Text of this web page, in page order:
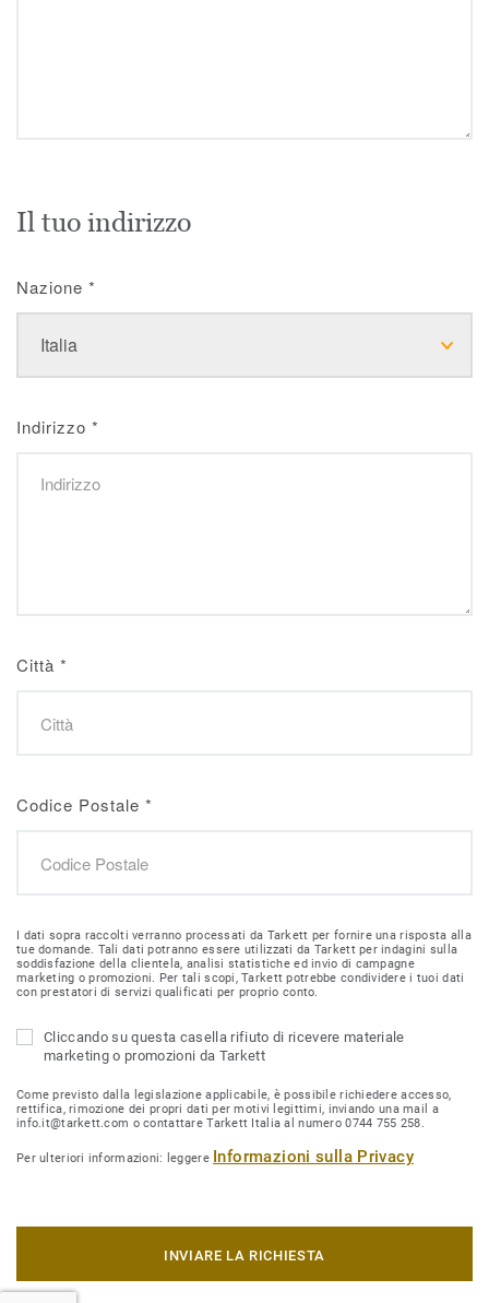
Il tuo indirizzo
Nazione *
Indirizzo *
Città *
Codice Postale *
I dati sopra raccolti verranno processati da Tarkett per fornire una risposta alla
tue domande. Tali dati potranno essere utilizzati da Tarkett per indagini sulla
soddisfazione della clientela, analisi statistiche ed invio di campagne
marketing o promozioni. Per tali scopi, Tarkett potrebbe condividere i tuoi dati
con prestatori di servizi qualificati per proprio conto.
Cliccando su questa casella rifiuto di ricevere materiale
marketing o promozioni da Tarkett
Come previsto dalla legislazione applicabile, è possibile richiedere accesso,
rettifica, rimozione dei propri dati per motivi legittimi, inviando una mail a
info.it@tarkett.com o contattare Tarkett Italia al numero 0744 755 258.
Per ulteriori informazioni: leggere Informazioni sulla Privacy
INVIARE LA RICHIESTA